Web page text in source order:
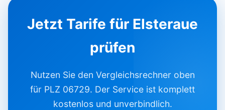
Jetzt Tarife für Elsteraue
prüfen
Nutzen Sie den Vergleichsrechner oben
für PLZ 06729. Der Service ist komplett
kostenlos und unverbindlich.